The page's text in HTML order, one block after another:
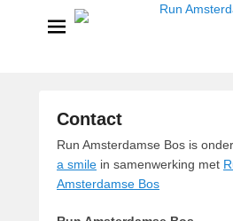
Contact
G
e
p
Run Amsterdamse Bos is
a smile in samenwerking met
Amsterdamse Bos